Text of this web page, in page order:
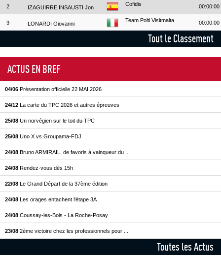
2 IZAGUIRRE INSAUSTI Jon 00:00:00
Cofidis
3 LONARDI Giovanni 00:00:00
Team Polti Visitmalta
Tout le Classement
ACTUS EN BREF
04/06 Présentation officielle 22 MAI 2026
24/12 La carte du TPC 2026 et autres épreuves
25/08 Un norvégien sur le toit du TPC
25/08 Uno X vs Groupama-FDJ
24/08 Bruno ARMIRAIL, de favoris à vainqueur du ...
24/08 Rendez-vous dès 15h
22/08 Le Grand Départ de la 37ème édition
24/08 Les orages entachent l'étape 3A
24/08 Coussay-les-Bois - La Roche-Posay
23/08 2ème victoire chez les professionnels pour ...
Toutes les Actus